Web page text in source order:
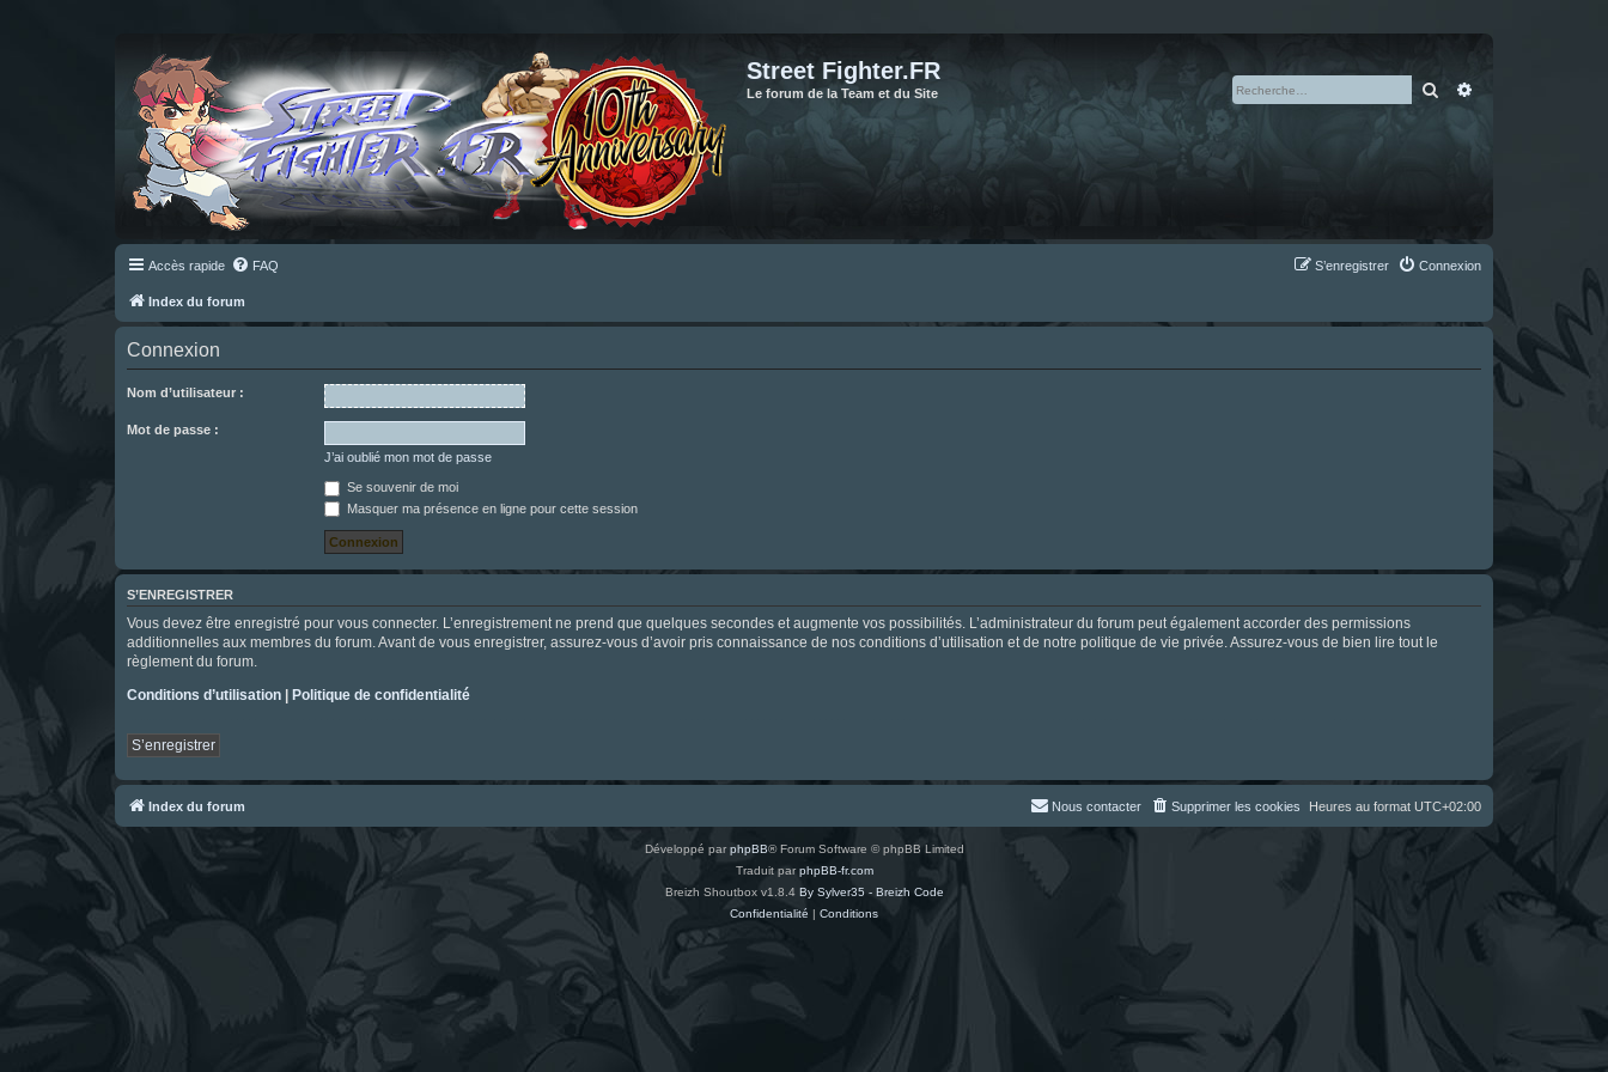
Street Fighter.FR
Le forum de la Team et du Site Rechercher
Accès rapide FAQ Connexion
S’enregistrer
Index du forum
Connexion
Nom d’utilisateur :
Mot de passe :
J’ai oublié mon mot de passe
Se souvenir de moi
Masquer ma présence en ligne pour cette session
S’ENREGISTRER
Vous devez être enregistré pour vous connecter. L’enregistrement ne prend que quelques secondes et augmente vos possibilités. L’administrateur du forum peut également accorder des permissions
additionnelles aux membres du forum. Avant de vous enregistrer, assurez-vous d’avoir pris connaissance de nos conditions d’utilisation et de notre politique de vie privée. Assurez-vous de bien lire tout le
règlement du forum.
Conditions d’utilisation | Politique de confidentialité
S’enregistrer
Index du forum Heures au format UTC+02:00
Supprimer les cookies
Nous contacter
Développé par phpBB® Forum Software © phpBB Limited
Traduit parphpBB-fr.com
Breizh Shoutbox v1.8.4 By Sylver35 - Breizh Code
Confidentialité | Conditions